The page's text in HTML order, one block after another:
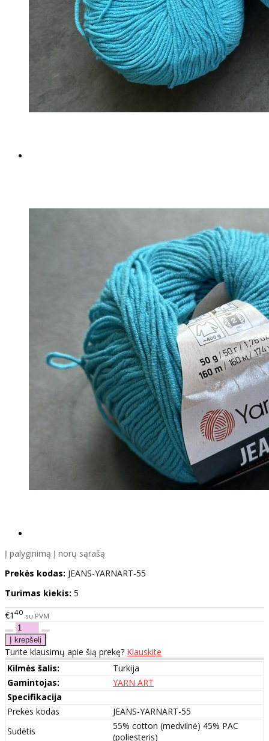
Į palyginimą Į norų sąrašą
Prekės kodas: JEANS-YARNART-55
Turimas kiekis: 5
€1 40 su PVM
Turite klausimų apie šią prekę? Klauskite
Kilmės šalis:
Turkija
Gamintojas:
YARN ART
Specifikacija
Prekės kodas
JEANS-YARNART-55
Sudėtis
55% cotton (medvilnė) 45% PAC
(poliesteris)